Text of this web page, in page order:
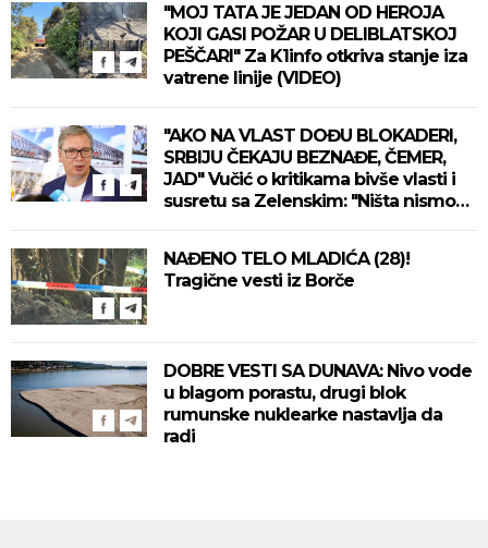
"MOJ TATA JE JEDAN OD HEROJA
KOJI GASI POŽAR U DELIBLATSKOJ
PEŠČARI" Za K1info otkriva stanje iza
vatrene linije (VIDEO)
"AKO NA VLAST DOĐU BLOKADERI,
SRBIJU ČEKAJU BEZNAĐE, ČEMER,
JAD" Vučić o kritikama bivše vlasti i
susretu sa Zelenskim: "Ništa nismo
NAĐENO TELO MLADIĆA (28)!
Tragične vesti iz Borče
DOBRE VESTI SA DUNAVA: Nivo vode
u blagom porastu, drugi blok
rumunske nuklearke nastavlja da
radi